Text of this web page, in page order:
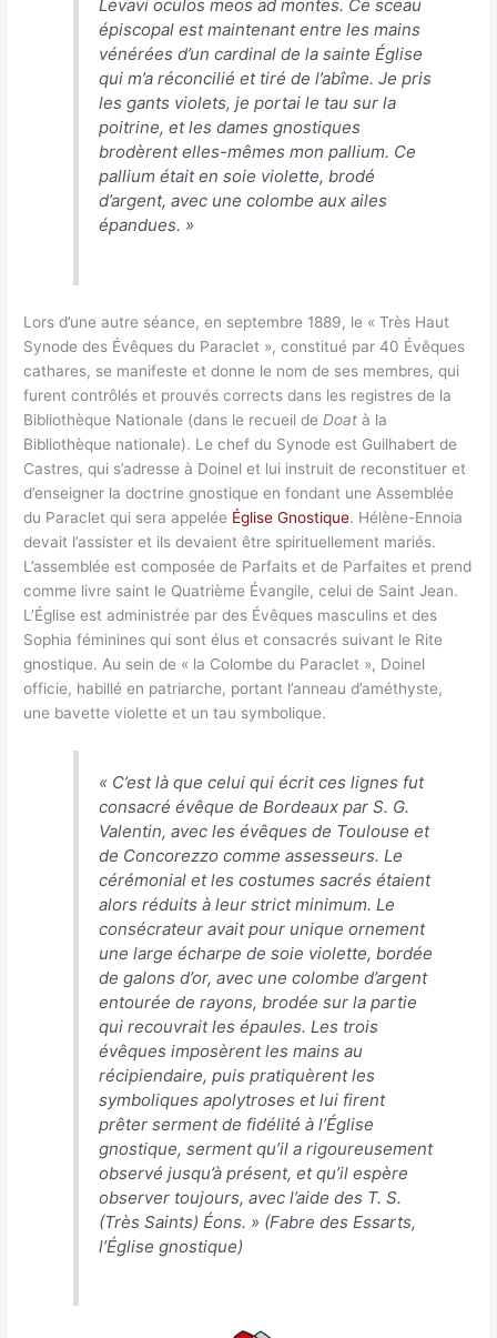
Levavi oculos meos ad montes. Ce sceau
épiscopal est maintenant entre les mains
vénérées d’un cardinal de la sainte Église
qui m’a réconcilié et tiré de l’abîme. Je pris
les gants violets, je portai le tau sur la
poitrine, et les dames gnostiques
brodèrent elles-mêmes mon pallium. Ce
pallium était en soie violette, brodé
d’argent, avec une colombe aux ailes
épandues. »
Lors d’une autre séance, en septembre 1889, le « Très Haut
Synode des Évêques du Paraclet », constitué par 40 Évêques
cathares, se manifeste et donne le nom de ses membres, qui
furent contrôlés et prouvés corrects dans les registres de la
Bibliothèque Nationale (dans le recueil de Doat à la
Bibliothèque nationale). Le chef du Synode est Guilhabert de
Castres, qui s’adresse à Doinel et lui instruit de reconstituer et
d’enseigner la doctrine gnostique en fondant une Assemblée
du Paraclet qui sera appelée Église Gnostique. Hélène-Ennoia
devait l’assister et ils devaient être spirituellement mariés.
L’assemblée est composée de Parfaits et de Parfaites et prend
comme livre saint le Quatrième Évangile, celui de Saint Jean.
L’Église est administrée par des Évêques masculins et des
Sophia féminines qui sont élus et consacrés suivant le Rite
gnostique. Au sein de « la Colombe du Paraclet », Doinel
officie, habillé en patriarche, portant l’anneau d’améthyste,
une bavette violette et un tau symbolique.
« C’est là que celui qui écrit ces lignes fut
consacré évêque de Bordeaux par S. G.
Valentin, avec les évêques de Toulouse et
de Concorezzo comme assesseurs. Le
cérémonial et les costumes sacrés étaient
alors réduits à leur strict minimum. Le
consécrateur avait pour unique ornement
une large écharpe de soie violette, bordée
de galons d’or, avec une colombe d’argent
entourée de rayons, brodée sur la partie
qui recouvrait les épaules. Les trois
évêques imposèrent les mains au
récipiendaire, puis pratiquèrent les
symboliques apolytroses et lui firent
prêter serment de fidélité à l’Église
gnostique, serment qu’il a rigoureusement
observé jusqu’à présent, et qu’il espère
observer toujours, avec l’aide des T. S.
(Très Saints) Éons. » (Fabre des Essarts,
l’Église gnostique)